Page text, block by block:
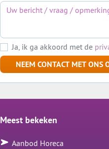
Ja, ik ga akkoord met de
NEEM CONTACT MET ONS
Meest bekeken
Aanbod Horeca